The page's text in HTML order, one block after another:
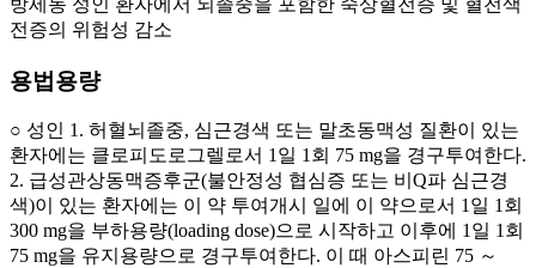
방세동 성인 환자에서 뇌졸중을 포함한 죽상혈전증 및 혈전색
전증의 위험성 감소
용법용량
○ 성인 1. 허혈뇌졸중, 심근경색 또는 말초동맥성 질환이 있는
환자에는 클로피도로그렐로서 1일 1회 75 mg을 경구투여한다.
2. 급성관상동맥증후군(불안정성 협심증 또는 비Q파 심근경
색)이 있는 환자에는 이 약 투여개시 일에 이 약으로서 1일 1회
300 mg을 부하용량(loading dose)으로 시작하고 이후에 1일 1회
75 mg을 유지용량으로 경구투여한다. 이 때 아스피린 75 ～